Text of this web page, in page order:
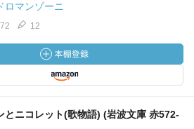
ロマンゾーニ
12
とニコレット(歌物語) (岩波文庫 赤572-